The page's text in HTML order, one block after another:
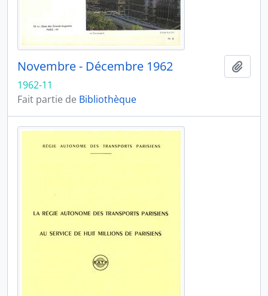
Novembre - Décembre 1962
1962-11
Fait partie de Bibliothèque